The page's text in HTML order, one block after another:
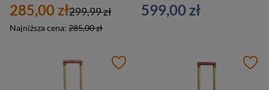
285,00 zł
Najniższa cena: 285,00 zł
299,99 zł 599,00 zł